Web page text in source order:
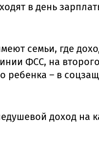
в день
семьи, где
ФСС, на
ребенка – в
доход на